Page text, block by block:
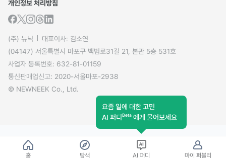
개인정보 처리방침
(주) 뉴닉
대표이사: 김소연
(04147) 서울특별시 마포구 백범로31길 21, 본관 5층 531호
사업자 등록번호: 632-81-01159
통신판매업신고: 2020-서울마포-2938
© NEWNEEK Co., Ltd.
홈 탐색
요즘 일에 대한 고민
AI 퍼디Beta 에게 물어보세요
AI 퍼디 마이 퍼블리